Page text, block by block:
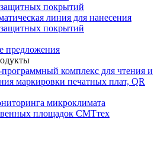
покрытий
линия для нанесения
покрытий
предложения
комплекс для чтения и
маркировки печатных плат, QR
микроклимата
площадок СМТтех